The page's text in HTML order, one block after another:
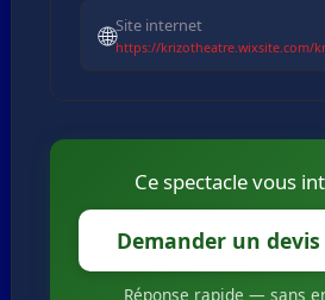
🌐Site internet
https://krizotheatre.wixsite.com/
Ce spectacle vous
Demander un
Réponse rapide — sans